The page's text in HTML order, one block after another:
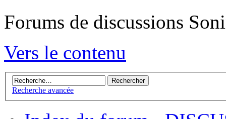
Forums de discussions
Vers le contenu
Recherche avancée